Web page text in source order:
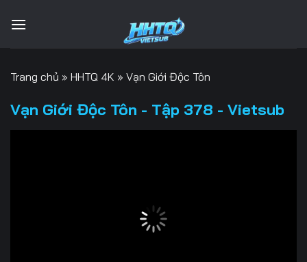
qua
Trang chủ » HHTQ 4K » Vạn Giới Độc Tôn
Vạn Giới Độc Tôn - Tập 378 - Vietsub